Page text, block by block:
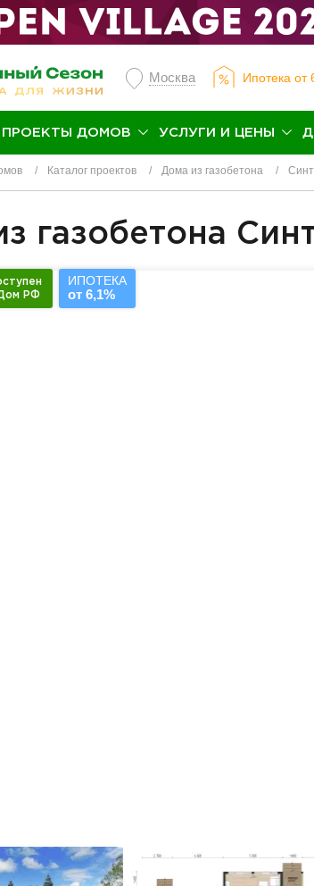
Москва Ипотека от
ПРОЕКТЫ ДОМОВ УСЛУГИ И ЦЕНЫ
Каталог проектов Дома из газобетона
газобетона
РФ
ИПОТЕКА
от 6,1%